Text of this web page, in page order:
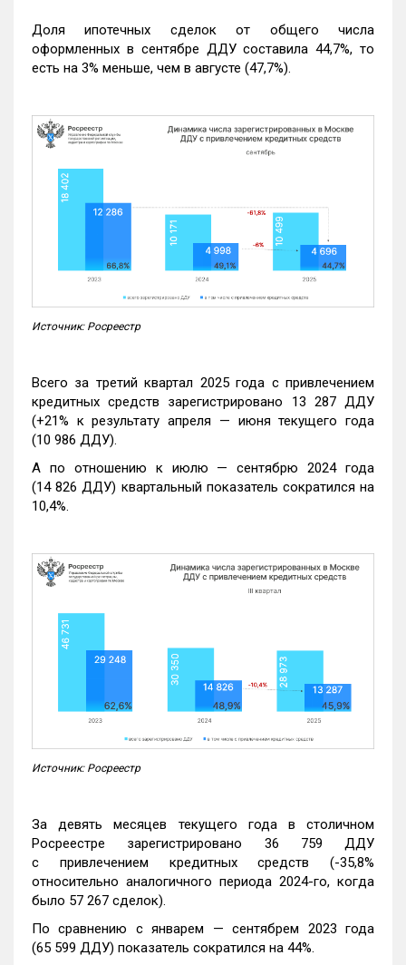
Доля ипотечных сделок от общего числа
оформленных в сентябре ДДУ составила 44,7%, то
есть на 3% меньше, чем в августе (47,7%).
Источник: Росреестр
Всего за третий квартал 2025 года с привлечением
кредитных средств зарегистрировано 13 287 ДДУ
(+21% к результату апреля — июня текущего года
(10 986 ДДУ).
А по отношению к июлю — сентябрю 2024 года
(14 826 ДДУ) квартальный показатель сократился на
10,4%.
Источник: Росреестр
За девять месяцев текущего года в столичном
Росреестре зарегистрировано 36 759 ДДУ
с привлечением кредитных средств (-35,8%
относительно аналогичного периода 2024-го, когда
было 57 267 сделок).
По сравнению с январем — сентябрем 2023 года
(65 599 ДДУ) показатель сократился на 44%.